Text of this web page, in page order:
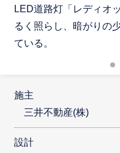
LED道路灯「レディオ
るく照らし、暗がりの
ている。
施主
三井不動産(株)
設計